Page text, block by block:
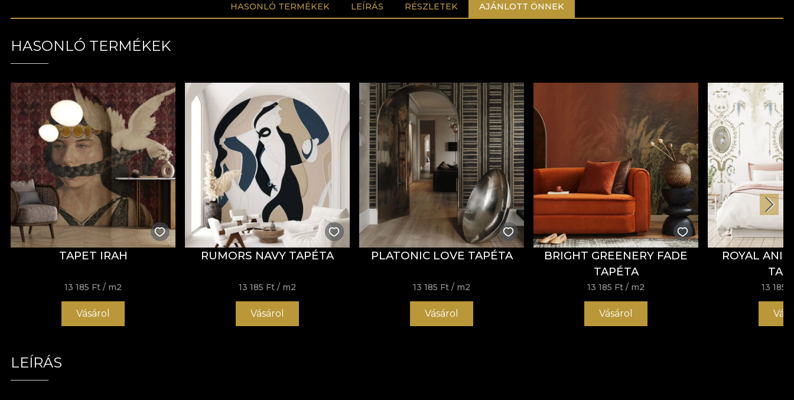
HASONLÓ TERMÉKEK LEÍRÁS RÉSZLETEK AJÁNLOTT ÖNNEK
HASONLÓ TERMÉKEK
TAPET IRAH
13 185 Ft / m2
Vásárol
RUMORS NAVY TAPÉTA
13 185 Ft / m2
Vásárol
PLATONIC LOVE TAPÉTA
13 185 Ft / m2
Vásárol
BRIGHT GREENERY FADE
TAPÉTA
13 185 Ft / m2
Vásárol
ROYAL
13 185
LEÍRÁS